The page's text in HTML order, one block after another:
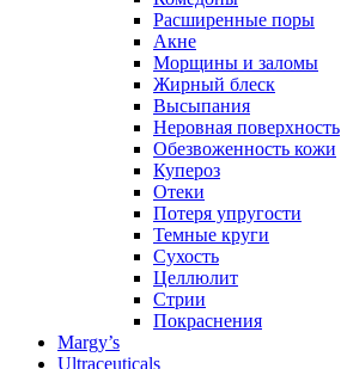
Расширенные поры
Акне
Морщины и заломы
Жирный блеск
Высыпания
Неровная поверхность
Обезвоженность кожи
Купероз
Отеки
Потеря упругости
Темные круги
Сухость
Целлюлит
Стрии
Покраснения
Margy’s
Ultraceuticals